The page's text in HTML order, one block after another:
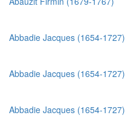
Abbadie Jacques (1654-1727)
Abbadie Jacques (1654-1727)
Abbadie Jacques (1654-1727)